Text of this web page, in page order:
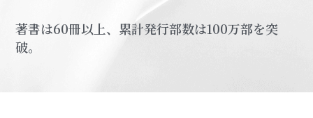
著書は60冊以上、累計発行部数は100万部を突
破。